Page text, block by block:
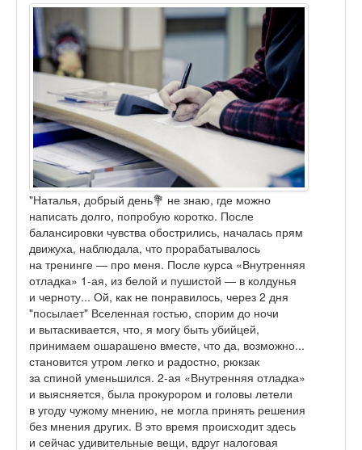
"Наталья, добрый день💐 не знаю, где можно
написать долго, попробую коротко. После
балансировки чувства обострились, началась прям
движуха, наблюдала, что прорабатывалось
на тренинге — про меня. После курса «Внутренняя
отладка» 1-ая, из белой и пушистой — в колдунья
и черноту... Ой, как не понравилось, через 2 дня
"посылает" Вселенная гостью, спорим до ночи
и вытаскивается, что, я могу быть убийцей,
принимаем ошарашено вместе, что да, возможно...
становится утром легко и радостно, рюкзак
за спиной уменьшился. 2-ая «Внутренняя отладка»
и выясняется, была прокурором и головы летели
в угоду чужому мнению, не могла принять решения
без мнения других. В это время происходит здесь
и сейчас удивительные вещи, вдруг налоговая